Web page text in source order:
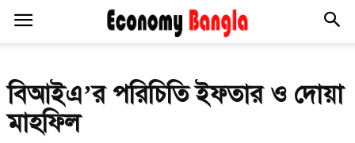
বিআইএ’র পরিচিতি ইফতার ও দোয়া
মাহফিল